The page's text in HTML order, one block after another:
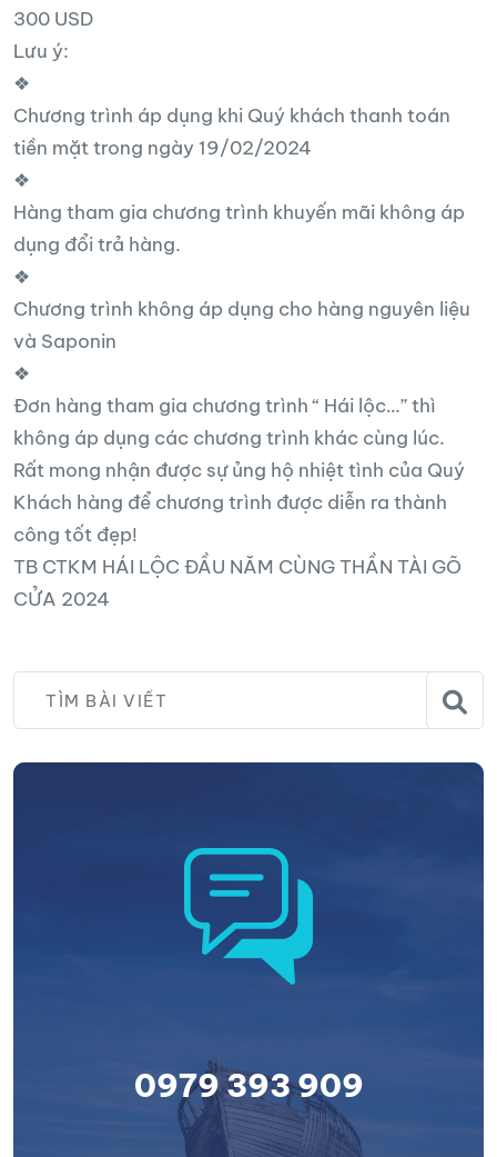
300 USD
Lưu ý:
❖
Chương trình áp dụng khi Quý khách thanh toán
tiền mặt trong ngày 19/02/2024
❖
Hàng tham gia chương trình khuyến mãi không áp
dụng đổi trả hàng.
❖
Chương trình không áp dụng cho hàng nguyên liệu
và Saponin
❖
Đơn hàng tham gia chương trình “ Hái lộc…” thì
không áp dụng các chương trình khác cùng lúc.
Rất mong nhận được sự ủng hộ nhiệt tình của Quý
Khách hàng để chương trình được diễn ra thành
công tốt đẹp!
TB CTKM HÁI LỘC ĐẦU NĂM CÙNG THẦN TÀI GÕ
CỬA 2024
0979 393 909